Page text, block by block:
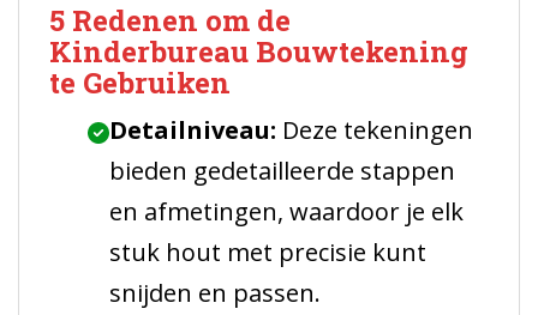
5 Redenen om de
Kinderbureau Bouwtekening
te Gebruiken
Detailniveau: Deze tekeningen
bieden gedetailleerde stappen
en afmetingen, waardoor je elk
stuk hout met precisie kunt
snijden en passen.